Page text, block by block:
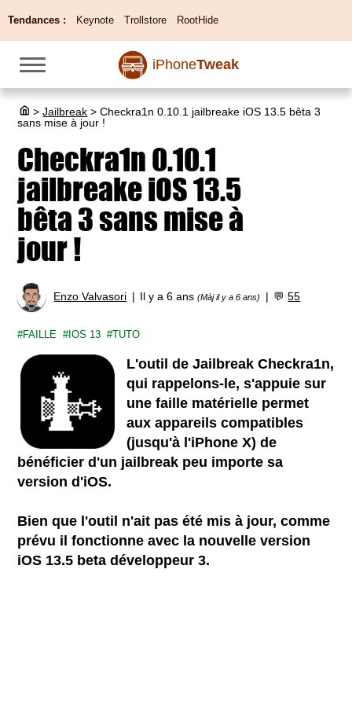
Tendances : Keynote Trollstore RootHide
iPhoneTweak
> Jailbreak > Checkra1n 0.10.1 jailbreake iOS 13.5 bêta 3
sans mise à jour !
Checkra1n 0.10.1
jailbreake iOS 13.5
bêta 3 sans mise à
jour !
Enzo Valvasori Il y a 6 ans(Màj il y a 6 ans) 💬55
FAILLE IOS 13 TUTO
L'outil de Jailbreak Checkra1n,
qui rappelons-le, s'appuie sur
une faille matérielle permet
aux appareils compatibles
(jusqu'à l'iPhone X) de
bénéficier d'un jailbreak peu importe sa
version d'iOS.
Bien que l'outil n'ait pas été mis à jour, comme
prévu il fonctionne avec la nouvelle version
iOS 13.5 beta développeur 3.